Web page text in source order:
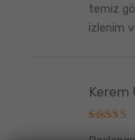
temiz
izlenim
Kerem